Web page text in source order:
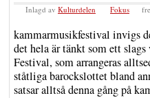
Inlagd av Kulturdelen Fokus
kammarmusikfestival invigs
det hela är tänkt som ett
Festival, som arrangeras
ståtliga barockslottet bland
satsar alltså denna gång på